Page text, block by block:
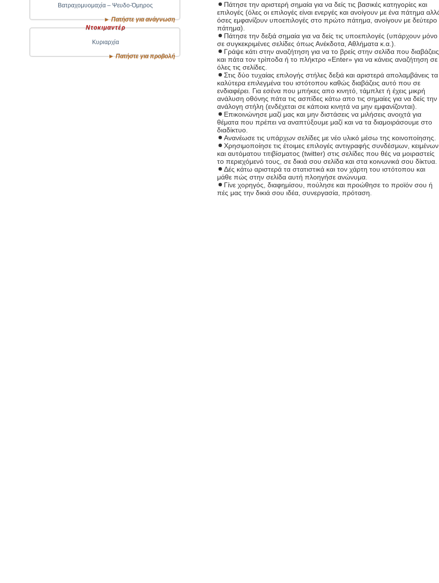
► Πατήστε για ανάγνωση
Βατραχομυομαχία – Ψευδο-Όμηρος
Ντοκιμαντέρ
► Πατήστε για προβολή
Κυριαρχία
Πάτησε την αριστερή σημαία για να δείς τις βασικές κατηγορίες και
επιλογές (όλες οι επιλογές είναι ενεργές και ανοίγουν με ένα πάτημα
όσες εμφανίζουν υποεπιλογές στο πρώτο πάτημα, ανοίγουν με δεύτερο
πάτημα).
Πάτησε την δεξιά σημαία για να δείς τις υποεπιλογές (υπάρχουν μόνο
σε συγκεκριμένες σελίδες όπως Ανέκδοτα, Αθλήματα κ.α.).
Γράψε κάτι στην αναζήτηση για να το βρείς στην σελίδα που διαβάζεις
και πάτα τον τρίποδα ή το πλήκτρο «Enter» για να κάνεις αναζήτηση σε
όλες τις σελίδες.
Στις δύο τυχαίας επιλογής στήλες δεξιά και αριστερά απολαμβάνεις τα
καλύτερα επιλεγμένα του ιστότοπου καθώς διαβάζεις αυτό που σε
ενδιαφέρει. Για εσένα που μπήκες απο κινητό, τάμπλετ ή έχεις μικρή
ανάλυση οθόνης πάτα τις ασπίδες κάτω απο τις σημαίες για να δείς την
ανάλογη στήλη (ενδέχεται σε κάποια κινητά να μην εμφανίζονται).
Επικοινώνησε μαζί μας και μην διστάσεις να μιλήσεις ανοιχτά για
θέματα που πρέπει να αναπτύξουμε μαζί και να τα διαμοιράσουμε στο
διαδίκτυο.
Ανανέωσε τις υπάρχων σελίδες με νέο υλικό μέσω της κοινοποίησης.
Χρησιμοποίησε τις έτοιμες επιλογές αντιγραφής συνδέσμων, κειμένων
και αυτόματου τιτιβίσματος (twitter) στις σελίδες που θές να μοιραστείς
το περιεχόμενό τους, σε δικιά σου σελίδα και στα κοινωνικά σου δίκτυα.
Δές κάτω αριστερά τα στατιστικά και τον χάρτη του ιστότοπου και
μάθε πώς στην σελίδα αυτή πλοηγήσε ανώνυμα.
Γίνε χορηγός, διαφημίσου, πούλησε και προώθησε το προϊόν σου ή
πές μας την δικιά σου ιδέα, συνεργασία, πρόταση.